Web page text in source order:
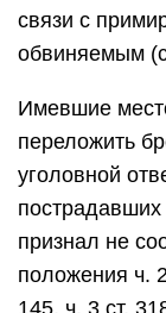
связи с
обвиняемым
Имевшие
переложить
уголовной
признал не
положения ч.
145, ч. 3 ст.